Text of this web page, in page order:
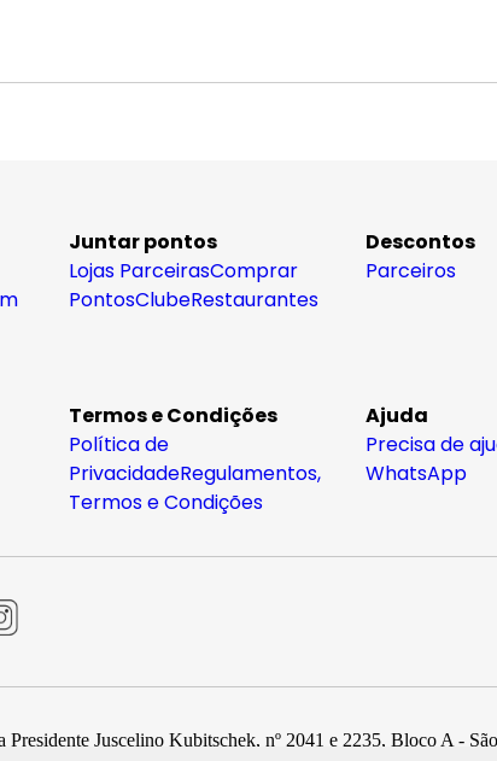
Juntar pontos
Lojas ParceirasComprar
PontosClubeRestaurantes
Descontos
Parceiros
Termos e Condições
Política de
PrivacidadeRegulamentos,
Termos e Condições
Ajuda
Precisa de
WhatsApp
Juscelino Kubitschek, nº 2041 e 2235, Bloco A -